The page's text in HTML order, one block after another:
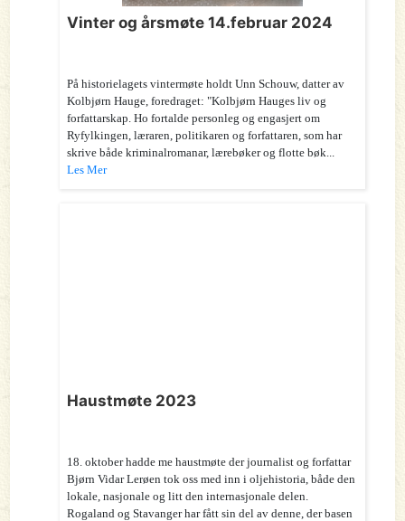
Vinter og årsmøte 14.februar 2024
På historielagets vintermøte holdt Unn Schouw, datter av
Kolbjørn Hauge, foredraget: "Kolbjørn Hauges liv og
forfattarskap. Ho fortalde personleg og engasjert om
Ryfylkingen, læraren, politikaren og forfattaren, som har
skrive både kriminalromanar, lærebøker og flotte bøk...
Les Mer
Haustmøte 2023
18. oktober hadde me haustmøte der journalist og forfattar
Bjørn Vidar Lerøen tok oss med inn i oljehistoria, både den
lokale, nasjonale og litt den internasjonale delen.
Rogaland og Stavanger har fått sin del av denne, der basen